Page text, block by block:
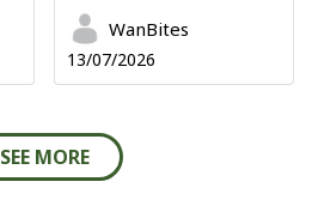
WanBites
13/07/2026
SEE MORE